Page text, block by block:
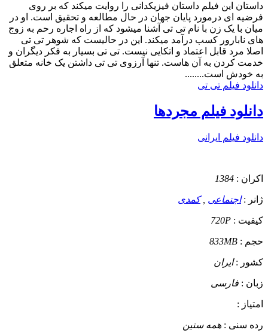
داستان این فیلم داستان فیزیکدانی را روایت میکند که بر روی
فرضیه ای درمورد پایان جهان در حال مطالعه و تحقیق است. او در
میان با یک زن با نام تی تی آشنا میشود که از راه اجاره رحم به زوج
های نابارور کسب درآمد میکند. این در حالیست که شوهر تی تی
اصلا مرد قابل اعتماد و اتکایی نیست. تی تی بسیار به فکر دیگران و
خدمت کردن به آن هاست. تنها آرزوی تی تی داشتن یک خانه متعلق
به خودش است........
دانلود فیلم تی تی
دانلود فیلم مجردها
دانلود فیلم ایرانی
اکران : 1384
ژانر :اجتماعی ,کمدی
کیفیت : 720P
حجم : 833MB
کشور :ایران
زبان : فارسی
امتیاز :
رده سنی : همه سنین